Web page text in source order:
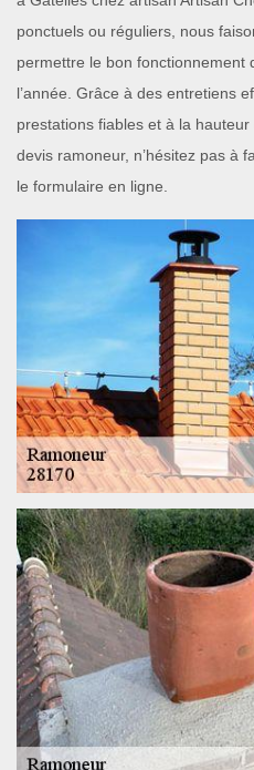
ponctuels ou réguliers, nous
permettre le bon fonctionnement
l’année. Grâce à des entretiens
prestations fiables et à la
devis ramoneur, n’hésitez pas à
le formulaire en ligne.